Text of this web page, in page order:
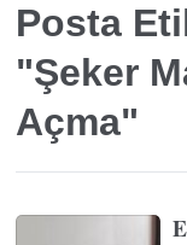
Posta
"Şeker
Açma"